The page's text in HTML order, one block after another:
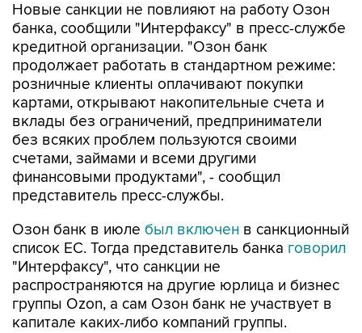
Новые санкции не повлияют на работу Озон
банка, сообщили "Интерфаксу" в пресс-службе
кредитной организации. "Озон банк
продолжает работать в стандартном режиме:
розничные клиенты оплачивают покупки
картами, открывают накопительные счета и
вклады без ограничений, предприниматели
без всяких проблем пользуются своими
счетами, займами и всеми другими
финансовыми продуктами", - сообщил
представитель пресс-службы.
Озон банк в июле был включен в санкционный
список ЕС. Тогда представитель банка говорил
"Интерфаксу", что санкции не
распространяются на другие юрлица и бизнес
группы Ozon, а сам Озон банк не участвует в
капитале каких-либо компаний группы.